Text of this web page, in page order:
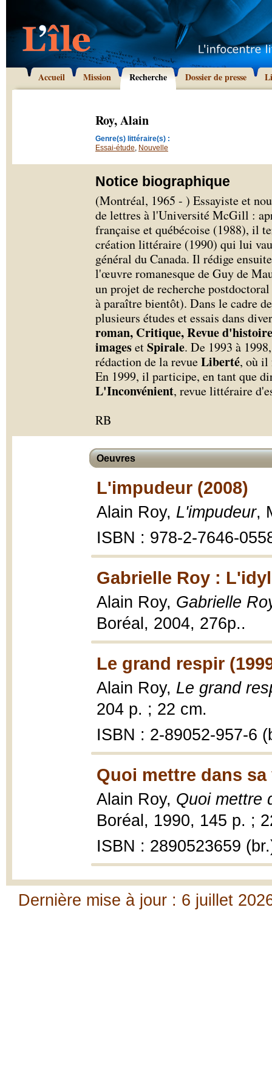
Accueil Mission Recherche Dossier de presse
Roy, Alain
Genre(s) littéraire(s) :
Essai-étude, Nouvelle
Notice biographique
(Montréal, 1965 - ) Essayiste et
de lettres à l'Université McGill :
française et québécoise (1988), il
création littéraire (1990) qui lui
général du Canada. Il rédige
l'œuvre romanesque de Guy de
un projet de recherche
à paraître bientôt). Dans le cadre
plusieurs études et essais dans
roman, Critique, Revue
imagesetSpirale. De 1993 à
rédaction de la revueLiberté, où il
En 1999, il participe, en tant que
L'Inconvénient, revue littéraire
RB
Oeuvres
L'impudeur (2008)
Alain Roy, L'impudeur,
ISBN : 978-2-7646-
Gabrielle Roy :
Alain Roy, Gabrielle
Boréal, 2004, 276p..
Le grand respir
Alain Roy, Le grand
204 p. ; 22 cm.
ISBN : 2-89052-957-6
Quoi mettre dans sa
Alain Roy, Quoi mettre
Boréal, 1990, 145 p. ;
ISBN : 2890523659
Dernière mise à jour : 6 juillet